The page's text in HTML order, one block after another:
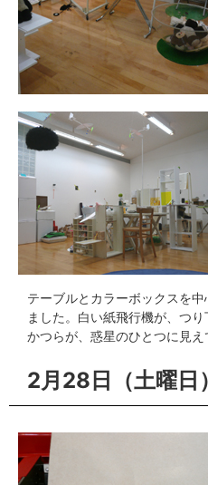
テーブルとカラーボックスを
ました。白い紙飛行機が、つ
かつらが、惑星のひとつに見え
2月28日（土曜日）